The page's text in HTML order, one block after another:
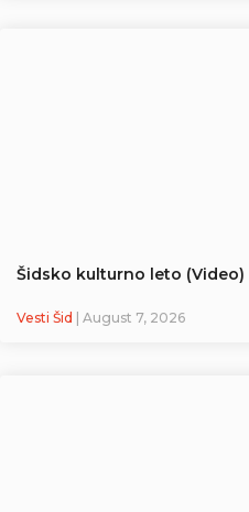
Šidsko kulturno leto (Video)
Vesti Šid | August 7, 2026